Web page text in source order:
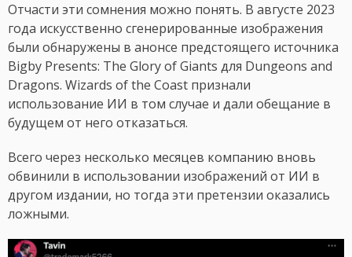
Отчасти эти сомнения можно понять. В августе 2023
года искусственно сгенерированные изображения
были обнаружены в анонсе предстоящего источника
Bigby Presents: The Glory of Giants для Dungeons and
Dragons. Wizards of the Coast признали
использование ИИ в том случае и дали обещание в
будущем от него отказаться.
Всего через несколько месяцев компанию вновь
обвинили в использовании изображений от ИИ в
другом издании, но тогда эти претензии оказались
ложными.